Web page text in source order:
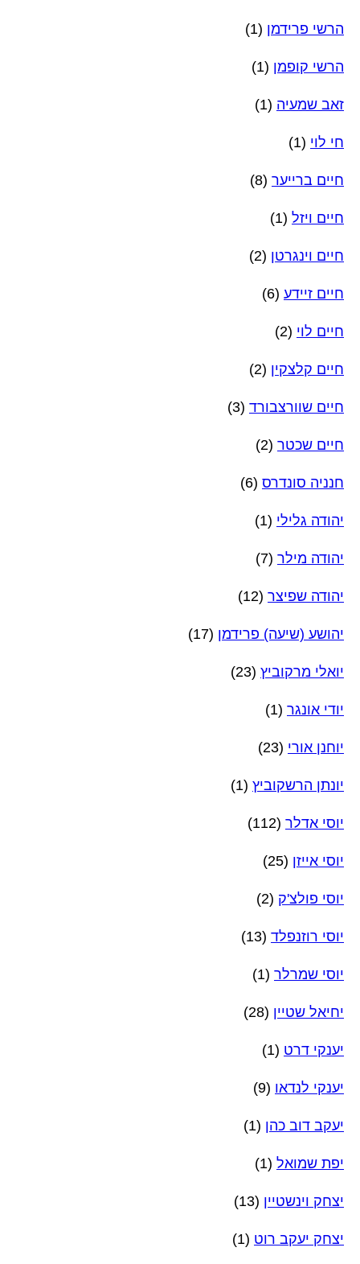
הרשי פרידמן (1)
הרשי קופמן (1)
זאב שמעיה (1)
חי לוי (1)
חיים ברייער (8)
חיים ויזל (1)
חיים וינגרטן (2)
חיים זיידע (6)
חיים לוי (2)
חיים קלצקין (2)
חיים שוורצבורד (3)
חיים שכטר (2)
חנניה סונדרס (6)
יהודה גלילי (1)
יהודה מילר (7)
יהודה שפיצר (12)
יהושע (שיעה) פרידמן (17)
יואלי מרקוביץ (23)
יודי אונגר (1)
יוחנן אורי (23)
יונתן הרשקוביץ (1)
יוסי אדלר (112)
יוסי אייזן (25)
יוסי פולצ'ק (2)
יוסי רוזנפלד (13)
יוסי שמרלר (1)
יחיאל שטיין (28)
יענקי דרט (1)
יענקי לנדאו (9)
יעקב דוב כהן (1)
יפת שמואל (1)
יצחק וינשטיין (13)
יצחק יעקב רוט (1)